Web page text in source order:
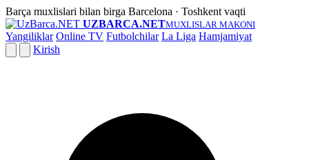
Barça muxlislari bilan birga Barcelona · Toshkent vaqti
UZBARCA.NETMUXLISLAR MAKONI
Yangiliklar Online TV Futbolchilar La Liga Hamjamiyat
Kirish